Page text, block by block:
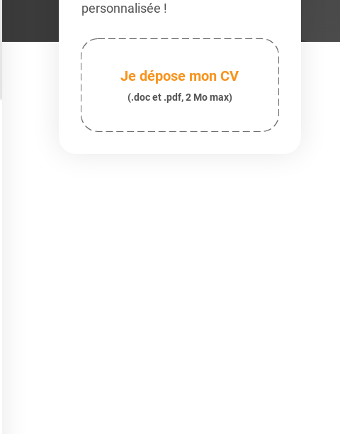
personnalisée !
Je dépose mon CV
(.doc et .pdf, 2 Mo max)